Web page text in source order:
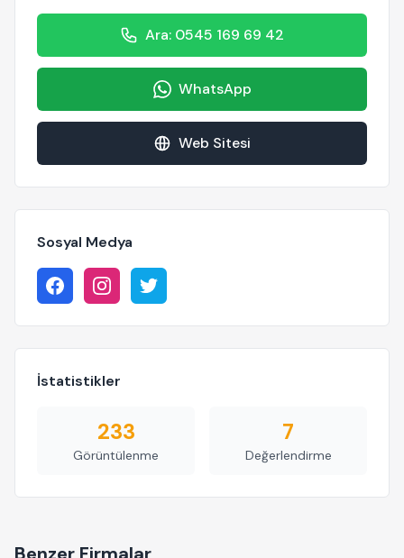
Ara: 0545 169 69 42
WhatsApp
Web Sitesi
Sosyal Medya
İstatistikler
233
Görüntülenme
7
Değerlendirme